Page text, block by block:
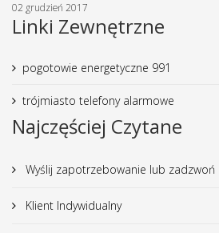
02 grudzień 2017
Linki Zewnętrzne
pogotowie energetyczne 991
trójmiasto telefony alarmowe
Najczęściej Czytane
Wyślij zapotrzebowanie lub
Klient Indywidualny